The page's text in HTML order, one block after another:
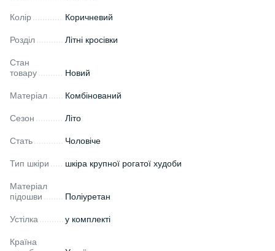
Колір Коричневий
Розділ Літні кросівки
Стан
товару
Новий
Матеріал Комбінований
Сезон Літо
Стать Чоловіче
Тип шкіри шкіра крупної рогатої худоби
Матеріал
підошви
Поліуретан
Устілка у комплекті
Країна